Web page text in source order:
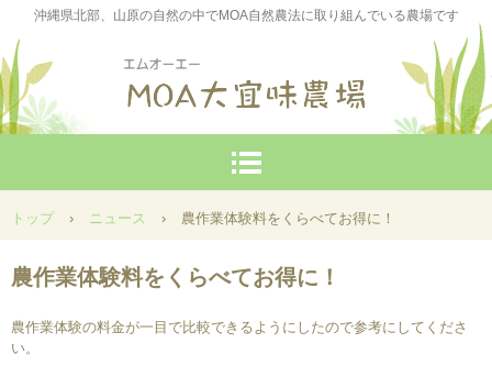
沖縄県北部、山原の自然の中でMOA自然農法に取り組んでいる農場です
トップ › ニュース › 農作業体験料をくらべてお得に！
農作業体験料をくらべてお得に！
農作業体験の料金が一目で比較できるようにしたので参考にしてくださ
い。